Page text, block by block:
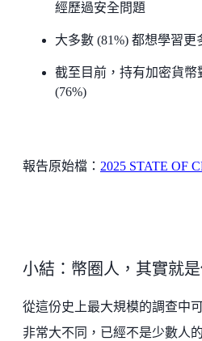
經歷過安全問題
大多數 (81%) 都想學習更
截至目前，持有加密貨
(76%)
報告原始檔： 2025 STATE OF
小結：幣圈人，其實就
從這份史上最大規模的調查中
非常大不同，已經不是少數人